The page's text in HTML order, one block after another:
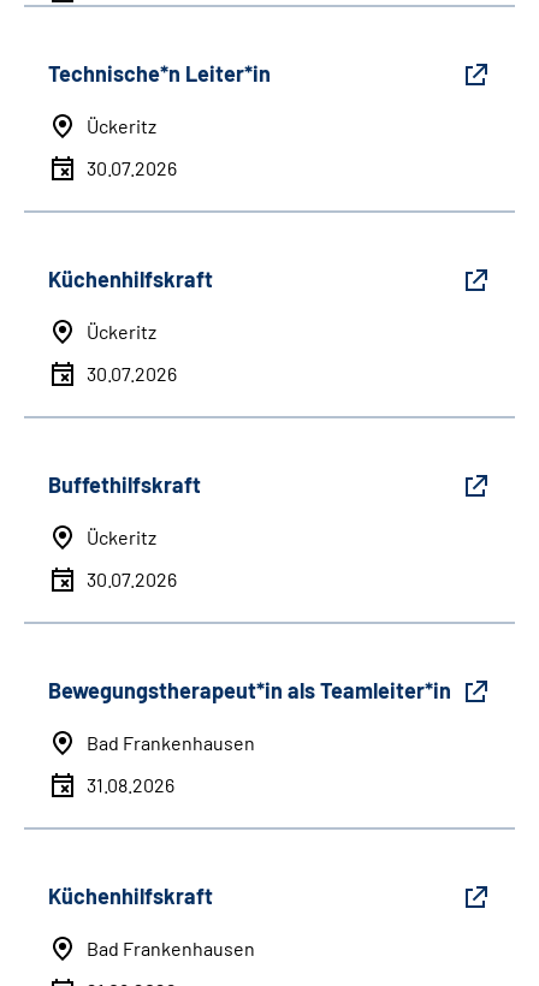
Technische*n Leiter*in
Ückeritz
30.07.2026
Küchenhilfskraft
Ückeritz
30.07.2026
Buffethilfskraft
Ückeritz
30.07.2026
Bewegungstherapeut*in als Teamleiter*in
Bad Frankenhausen
31.08.2026
Küchenhilfskraft
Bad Frankenhausen